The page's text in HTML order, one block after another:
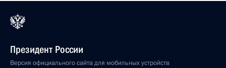
Президент России
Версия официального сайта для мобильных устройств